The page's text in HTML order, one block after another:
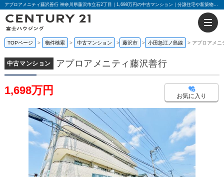
アプロアメニティ藤沢善行 神奈川県藤沢市立石2丁目｜1,698万円の中古マンション｜分譲住宅や新築物件｜センチュリー21富士ハウジング
TOPページ 物件検索 中古マンション 藤沢市 小田急江ノ島線 アプロアメニ
中古マンション アプロアメニティ藤沢善行
1,698万円 お気に入り